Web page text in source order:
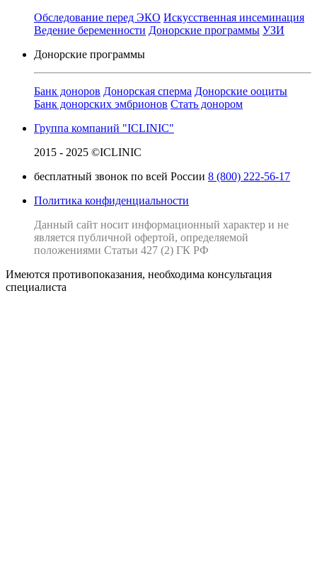
Обследование перед ЭКО Искусственная инсеминация
Ведение беременности Донорские программы УЗИ
Донорские программы
Банк доноров Донорская сперма Донорские ооциты
Банк донорских эмбрионов Стать донором
Группа компаний "ICLINIC"
2015 - 2025 ©ICLINIC
бесплатный звонок по всей России 8 (800) 222-56-17
Политика конфиденциальности
Данный сайт носит информационный характер и не
является публичной офертой, определяемой
положениями Статьи 427 (2) ГК РФ
Имеются противопоказания, необходима консультация
специалиста